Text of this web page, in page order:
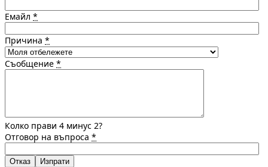
Емайл *
Причина *
Съобщение *
Колко прави 4 минус 2?
Отговор на въпроса *
Отказ